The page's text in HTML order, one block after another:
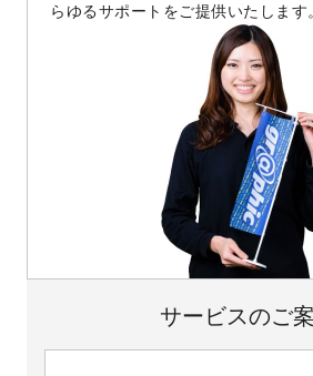
らゆるサポートをご提供いたします
サービスのご